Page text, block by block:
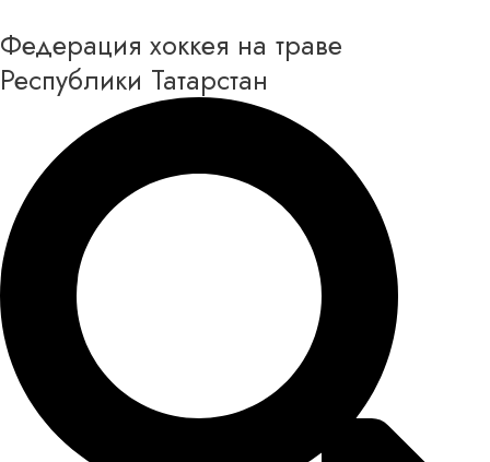
к
содержимому
Федерация хоккея на траве
Республики Татарстан